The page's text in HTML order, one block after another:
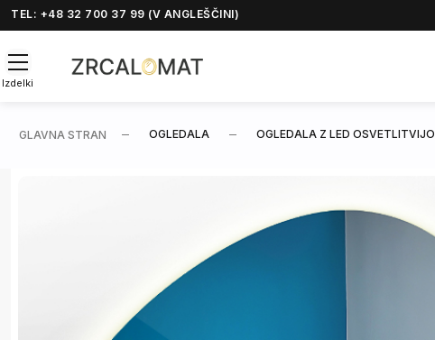
TEL: +48 32 700 37 99 (V ANGLEŠČINI)
Izdelki
GLAVNA STRAN OGLEDALA OGLEDALA Z LED OSVETLITVIJO